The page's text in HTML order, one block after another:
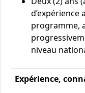
programme,
niveau
Expérience,